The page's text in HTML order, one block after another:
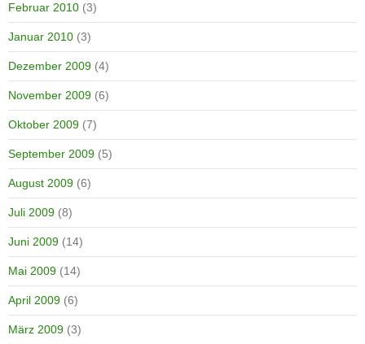
Februar 2010 (3)
Januar 2010 (3)
Dezember 2009 (4)
November 2009 (6)
Oktober 2009 (7)
September 2009 (5)
August 2009 (6)
Juli 2009 (8)
Juni 2009 (14)
Mai 2009 (14)
April 2009 (6)
März 2009 (3)